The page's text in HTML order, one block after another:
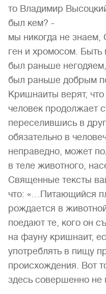
то Владимир
был кем? -
мы никогда не знаем,
ген и хромосом. Быть
был раньше
был раньше добрым
Кришнаиты верят,
человек продолжает
переселившись в
обязательно в
неправедно, может
в теле животного,
Священные тексты
что: «…Питающийся
рождается в
поедают те, кого он
на фауну кришнаит,
употреблять в пищу
происхождения. Вот
здесь совершенно не